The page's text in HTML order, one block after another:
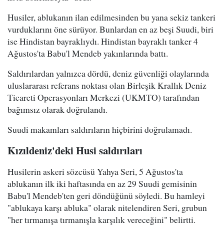
Husiler, ablukanın ilan edilmesinden bu yana sekiz tankeri
vurduklarını öne sürüyor. Bunlardan en az beşi Suudi, biri
ise Hindistan bayraklıydı. Hindistan bayraklı tanker 4
Ağustos'ta Babu'l Mendeb yakınlarında battı.
Saldırılardan yalnızca dördü, deniz güvenliği olaylarında
uluslararası referans noktası olan Birleşik Krallık Deniz
Ticareti Operasyonları Merkezi (UKMTO) tarafından
bağımsız olarak doğrulandı.
Suudi makamları saldırıların hiçbirini doğrulamadı.
Kızıldeniz'deki Husi saldırıları
Husilerin askeri sözcüsü Yahya Seri, 5 Ağustos'ta
ablukanın ilk iki haftasında en az 29 Suudi gemisinin
Babu'l Mendeb'ten geri döndüğünü söyledi. Bu hamleyi
"ablukaya karşı abluka" olarak nitelendiren Seri, grubun
"her tırmanışa tırmanışla karşılık vereceğini" belirtti.